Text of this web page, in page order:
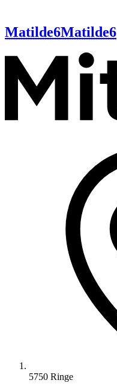
Matilde6Matilde6
5750 Ringe